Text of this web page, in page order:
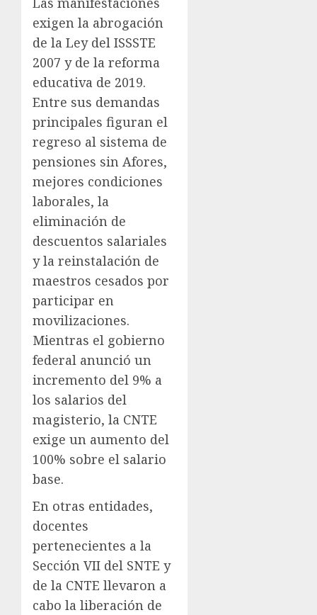
exigen la abrogación
de la Ley del ISSSTE
2007 y de la reforma
educativa de 2019.
Entre sus demandas
principales figuran el
regreso al sistema de
pensiones sin Afores,
mejores condiciones
laborales, la
eliminación de
descuentos salariales
y la reinstalación de
maestros cesados por
participar en
movilizaciones.
Mientras el gobierno
federal anunció un
incremento del 9% a
los salarios del
magisterio, la CNTE
exige un aumento del
100% sobre el salario
base.
En otras entidades,
docentes
pertenecientes a la
Sección VII del SNTE y
de la CNTE llevaron a
cabo la liberación de